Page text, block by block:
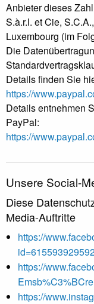
Anbieter dieses
S.à.r.l. et Cie,
Luxembourg (im
Die
Details finden Sie
https://
Details entnehmen
PayPal:
https://
Unsere Social-
Diese
Media-Auftritte
https://
https://
https://